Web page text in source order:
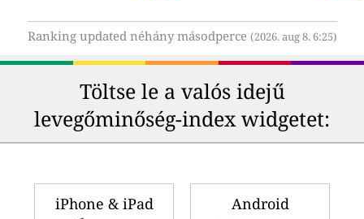
Ranking updated néhány másodperce (2026. aug 8. 6:25)
Töltse le a valós idejű
levegőminőség-index widgetet:
iPhone & iPad Android